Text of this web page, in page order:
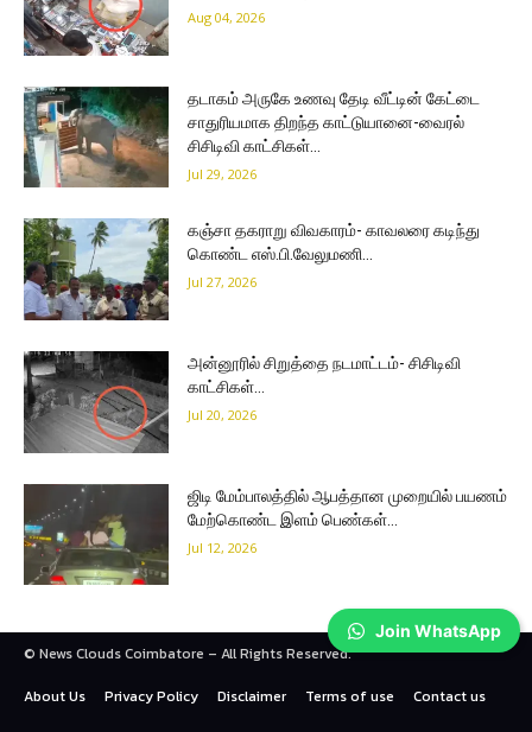
Aug 04, 2026
தடாகம் அருகே உணவு தேடி வீட்டின் கேட்டை
சாதுரியமாக திறந்த காட்டுயானை-வைரல்
சிசிடிவி காட்சிகள்…
Jul 29, 2026
கஞ்சா தகராறு விவகாரம்- காவலரை கடிந்து
கொண்ட எஸ்.பி.வேலுமணி…
Jul 27, 2026
அன்னூரில் சிறுத்தை நடமாட்டம்- சிசிடிவி
காட்சிகள்…
Jul 20, 2026
ஜிடி மேம்பாலத்தில் ஆபத்தான முறையில் பயணம்
மேற்கொண்ட இளம் பெண்கள்…
Jul 12, 2026
© News Clouds Coimbatore – All Rights Reserved.
About Us
Privacy Policy Disclaimer Terms of use Contact us
Join WhatsApp